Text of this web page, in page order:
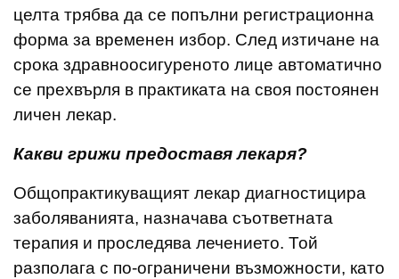
целта трябва да се попълни регистрационна
форма за временен избор. След изтичане на
срока здравноосигуреното лице автоматично
се прехвърля в практиката на своя постоянен
личен лекар.
Какви грижи предоставя лекаря?
Общопрактикуващият лекар диагностицира
заболяванията, назначава съответната
терапия и проследява лечението. Той
разполага с по-ограничени възможности, като